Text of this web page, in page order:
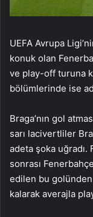
UEFA Avrupa
konuk olan
ve play-off turuna
bölümlerinde ise
Braga’nın gol
sarı lacivertliler
adeta şoka uğradı.
sonrası
edilen bu
kalarak averajla